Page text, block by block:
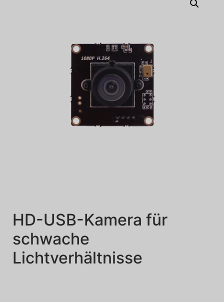
HD-USB-Kamera für
schwache
Lichtverhältnisse